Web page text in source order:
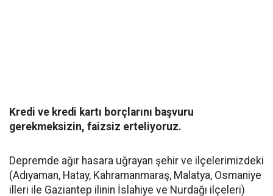
Kredi ve kredi kartı borçlarını başvuru
gerekmeksizin, faizsiz erteliyoruz.
Depremde ağır hasara uğrayan şehir ve ilçelerimizdeki
(Adıyaman, Hatay, Kahramanmaraş, Malatya, Osmaniye
illeri ile Gaziantep ilinin İslahiye ve Nurdağı ilçeleri)